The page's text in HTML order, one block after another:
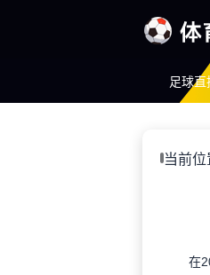
足球直
当前位
在